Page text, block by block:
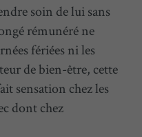
soin de lui sans
rémunéré ne
fériées ni les
de bien-être, cette
sensation chez les
dont chez